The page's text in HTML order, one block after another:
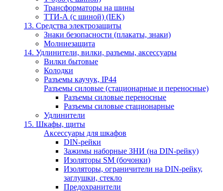
Трансформаторы на шины
ТТИ-А (с шиной) (IEK)
13. Средства электрозащиты
Знаки безопасности (плакаты, знаки)
Молниезащита
14. Удлинители, вилки, разъемы, аксессуары
Вилки бытовые
Колодки
Разъемы каучук, IP44
Разъемы силовые (стационарные и переносные)
Разъемы силовые переносные
Разъемы силовые стационарные
Удлинители
15. Шкафы, щиты
Аксессуары для шкафов
DIN-рейки
Зажимы наборные ЗНИ (на DIN-рейку)
Изоляторы SM (бочонки)
Изоляторы, ограничители на DIN-рейку,
заглушки, стекло
Предохранители